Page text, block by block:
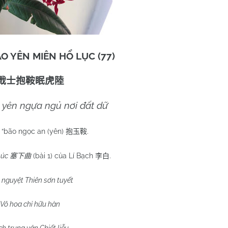
YÊN MIÊN HỔ LỤC (77)
士抱鞍眠虎陸
yên ngựa ngủ nơi đất dữ
ngọc an (yên) 抱玉鞍.
塞下曲 (bài 1) của Lí Bạch 李白 .
nguyệt Thiên sơn tuyết
Vô hoa chỉ hữu hàn